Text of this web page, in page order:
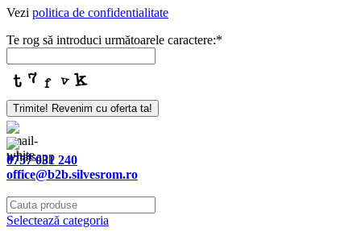
Vezi politica de confidentialitate
Te rog să introduci următoarele caractere:*
Trimite! Revenim cu oferta ta!
Email
0757 031 240
office@b2b.silvesrom.ro
Selectează categoria